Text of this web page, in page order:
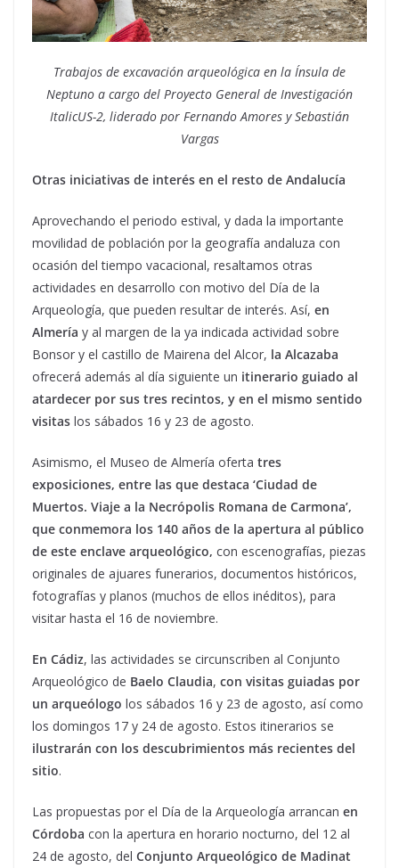
Trabajos de excavación arqueológica en la Ínsula de
Neptuno a cargo del Proyecto General de Investigación
ItalicUS-2, liderado por Fernando Amores y Sebastián
Vargas
Otras iniciativas de interés en el resto de Andalucía
Aprovechando el periodo estival, y dada la importante
movilidad de población por la geografía andaluza con
ocasión del tiempo vacacional, resaltamos otras
actividades en desarrollo con motivo del Día de la
Arqueología, que pueden resultar de interés. Así, en
Almería y al margen de la ya indicada actividad sobre
Bonsor y el castillo de Mairena del Alcor, la Alcazaba
ofrecerá además al día siguiente un itinerario guiado al
atardecer por sus tres recintos, y en el mismo sentido
visitas los sábados 16 y 23 de agosto.
Asimismo, el Museo de Almería oferta tres
exposiciones, entre las que destaca ‘Ciudad de
Muertos. Viaje a la Necrópolis Romana de Carmona’,
que conmemora los 140 años de la apertura al público
de este enclave arqueológico, con escenografías, piezas
originales de ajuares funerarios, documentos históricos,
fotografías y planos (muchos de ellos inéditos), para
visitar hasta el 16 de noviembre.
En Cádiz, las actividades se circunscriben al Conjunto
Arqueológico de Baelo Claudia, con visitas guiadas por
un arqueólogo los sábados 16 y 23 de agosto, así como
los domingos 17 y 24 de agosto. Estos itinerarios se
ilustrarán con los descubrimientos más recientes del
sitio.
Las propuestas por el Día de la Arqueología arrancan en
Córdoba con la apertura en horario nocturno, del 12 al
24 de agosto, del Conjunto Arqueológico de Madinat